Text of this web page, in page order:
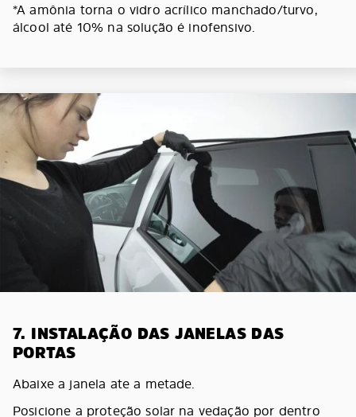
*A amônia torna o vidro acrílico manchado/turvo,
álcool até 10% na solução é inofensivo.
7. INSTALAÇÃO DAS JANELAS DAS
PORTAS
Abaixe a janela ate a metade.
Posicione a proteção solar na vedação por dentro